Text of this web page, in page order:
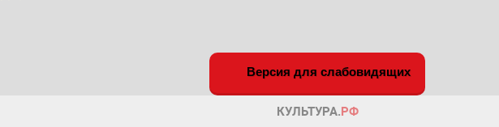
Версия для слабовидящих